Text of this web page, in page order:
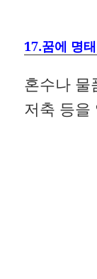
17.꿈에 명
혼수나 물
저축 등을